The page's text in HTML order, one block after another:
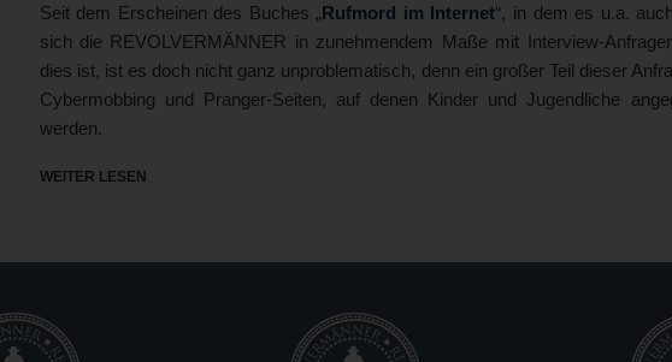
Seit dem Erscheinen des Buches „Rufmord im Internet“, in dem es u.a.
sich die REVOLVERMÄNNER in zunehmendem Maße mit Interview-
dies ist, ist es doch nicht ganz unproblematisch, denn ein großer Teil dieser
Cybermobbing und Pranger-Seiten, auf denen Kinder und Jugendliche
werden.
WEITER LESEN